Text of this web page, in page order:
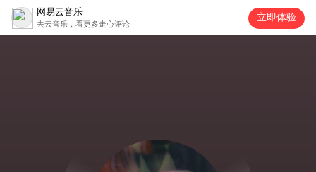
网易云音乐
去云音乐，看更多走心评论
立即体验